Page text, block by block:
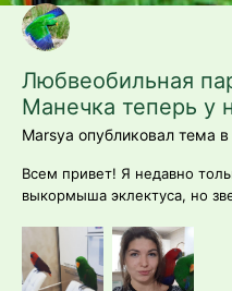
Любвеобильная
Манечка теперь у
Marsya опубликовал тема в
Всем привет! Я недавно
выкормыша эклектуса, но
долго ждать не пришлось.
продаже состоявшейся
лет). Нахо...